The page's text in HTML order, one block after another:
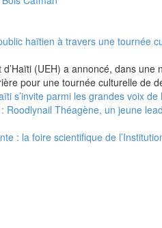
haïtien à travers une tournée
d’Haïti (UEH) a annoncé, dans
pour une tournée culturelle de
s’invite parmi les grandes voix
Roodlynail Théagène, un jeune
: la foire scientifique de